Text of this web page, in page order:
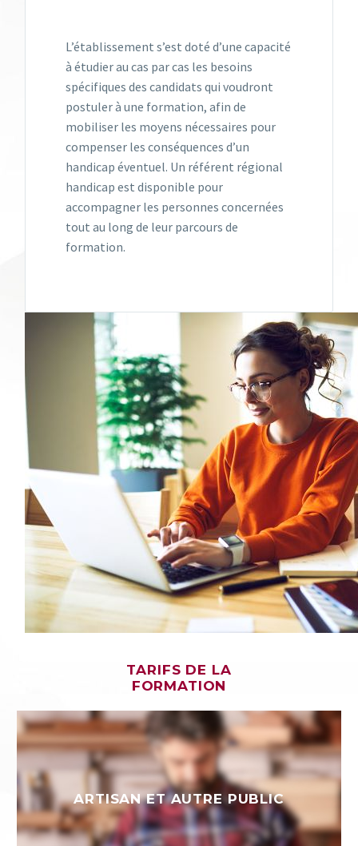
L’établissement s’est doté d’une capacité
à étudier au cas par cas les besoins
spécifiques des candidats qui voudront
postuler à une formation, afin de
mobiliser les moyens nécessaires pour
compenser les conséquences d’un
handicap éventuel. Un référent régional
handicap est disponible pour
accompagner les personnes concernées
tout au long de leur parcours de
formation.
TARIFS DE LA
FORMATION
ARTISAN ET AUTRE PUBLIC